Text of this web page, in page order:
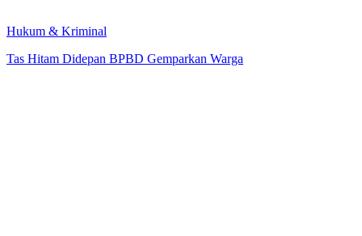
Hukum & Kriminal
Tas Hitam Didepan BPBD Gemparkan Warga